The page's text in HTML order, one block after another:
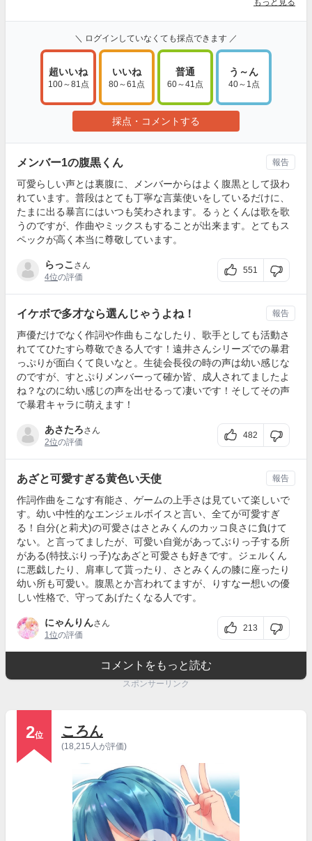
もっと見る
＼ ログインしていなくても採点できます ／
超いいね
100～81点
いいね
80～61点
普通
60～41点
う～ん
40～1点
採点・コメントする
メンバー1の腹黒くん
可愛らしい声とは裏腹に、メンバーからはよく腹黒として扱わ
れています。普段はとても丁寧な言葉使いをしているだけに、
たまに出る暴言にはいつも笑わされます。るぅとくんは歌を歌
うのですが、作曲やミックスもすることが出来ます。とてもス
ペックが高く本当に尊敬しています。
らっこ さん
4位の評価
551
報告
イケボで多才なら選んじゃうよね！
声優だけでなく作詞や作曲もこなしたり、歌手としても活動さ
れててひたすら尊敬できる人です！遠井さんシリーズでの暴君
っぷりが面白くて良いなと。生徒会長役の時の声は幼い感じな
のですが、すとぷりメンバーって確か皆、成人されてましたよ
ね？なのに幼い感じの声を出せるって凄いです！そしてその声
で暴君キャラに萌えます！
あさたろさん
2位の評価
482
報告
あざと可愛すぎる黄色い天使
作詞作曲をこなす有能さ、ゲームの上手さは見ていて楽しいで
す。幼い中性的なエンジェルボイスと言い、全てが可愛すぎ
る！自分(と莉犬)の可愛さはさとみくんのカッコ良さに負けて
ない。と言ってましたが、可愛い自覚があってぶりっ子する所
がある(特技ぶりっ子)なあざと可愛さも好きです。ジェルくん
に悪戯したり、肩車して貰ったり、さとみくんの膝に座ったり
幼い所も可愛い。腹黒とか言われてますが、りすなー想いの優
しい性格で、守ってあげたくなる人です。
にゃんりんさん
1位の評価
213
報告
コメントをもっと読む
スポンサーリンク
2位 ころん
(18,215人が評価)